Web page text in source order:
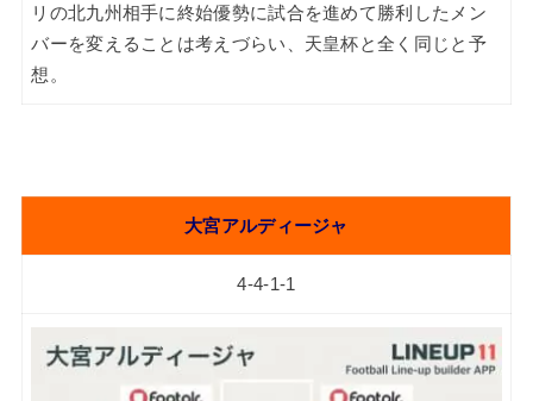
リの北九州相手に終始優勢に試合を進めて勝利したメン
バーを変えることは考えづらい、天皇杯と全く同じと予
想。
大宮アルディージャ
4-4-1-1